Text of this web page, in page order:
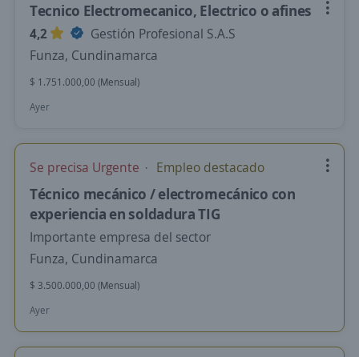
Tecnico Electromecanico, Electrico o afines
4,2
Gestión Profesional S.A.S
Funza, Cundinamarca
$ 1.751.000,00 (Mensual)
Ayer
Se precisa Urgente Empleo destacado
Técnico mecánico / electromecánico con
experiencia en soldadura TIG
Importante empresa del sector
Funza, Cundinamarca
$ 3.500.000,00 (Mensual)
Ayer